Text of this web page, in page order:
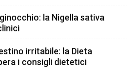
la Nigella sativa
irritabile: la Dieta
i consigli dietetici